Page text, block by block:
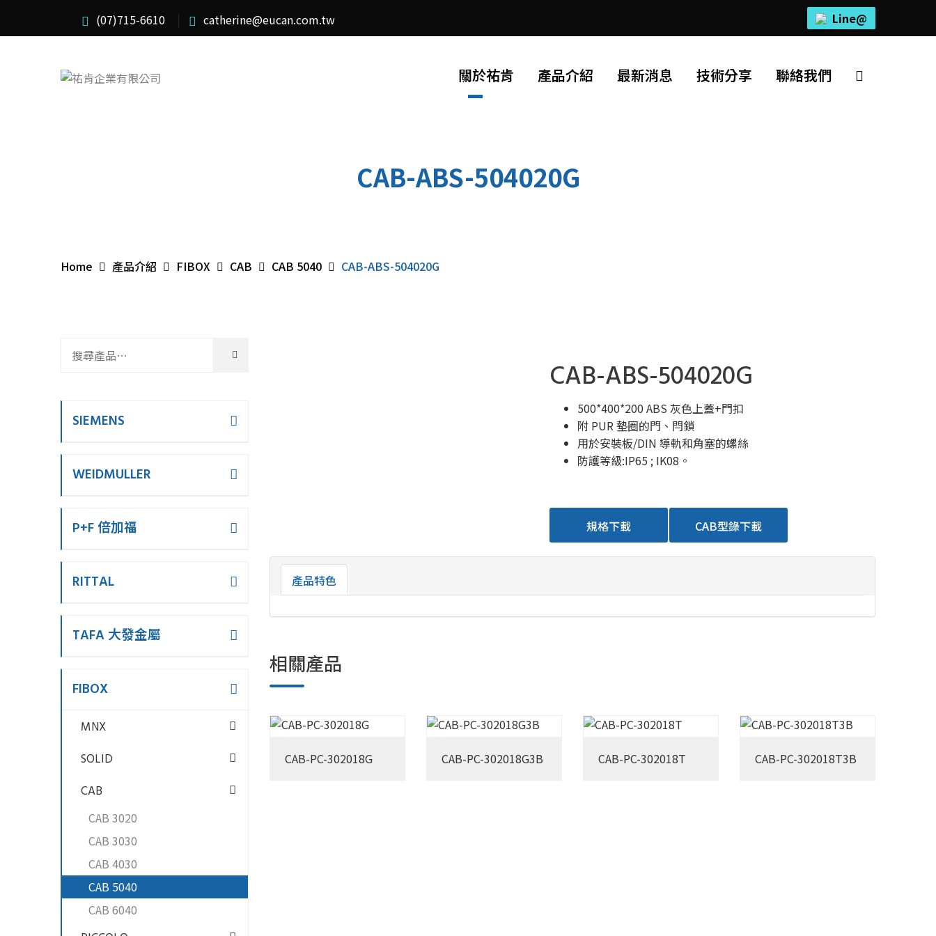
(07)715-6610 catherine@eucan.com.tw Line@
關於祐肯 產品介紹 最新消息 技術分享 聯絡我們
CAB-ABS-504020G
Home 產品介紹 FIBOX CAB CAB 5040 CAB-ABS-504020G
CAB-ABS-504020G
500*400*200 ABS 灰色上蓋+門扣
附 PUR 墊圈的門、閂鎖
用於安裝板/DIN 導軌和角塞的螺絲
防護等級:IP65 ; IK08。
規格下載 CAB型錄下載
產品特色
相關產品
CAB-PC-302018G CAB-PC-302018G3B CAB-PC-302018T CAB-PC-302018T3B
SIEMENS
WEIDMULLER
P+F 倍加福
RITTAL
TAFA 大發金屬
FIBOX
MNX
SOLID
CAB
CAB 3020
CAB 3030
CAB 4030
CAB 5040
CAB 6040